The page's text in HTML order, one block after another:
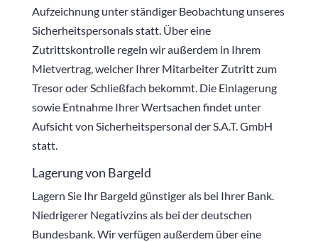
Aufzeichnung unter ständiger Beobachtung unseres
Sicherheitspersonals statt. Über eine
Zutrittskontrolle regeln wir außerdem in Ihrem
Mietvertrag, welcher Ihrer Mitarbeiter Zutritt zum
Tresor oder Schließfach bekommt. Die Einlagerung
sowie Entnahme Ihrer Wertsachen findet unter
Aufsicht von Sicherheitspersonal der S.A.T. GmbH
statt.
Lagerung von Bargeld
Lagern Sie Ihr Bargeld günstiger als bei Ihrer Bank.
Niedrigerer Negativzins als bei der deutschen
Bundesbank. Wir verfügen außerdem über eine